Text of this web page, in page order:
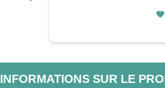
INFORMATIONS SUR LE